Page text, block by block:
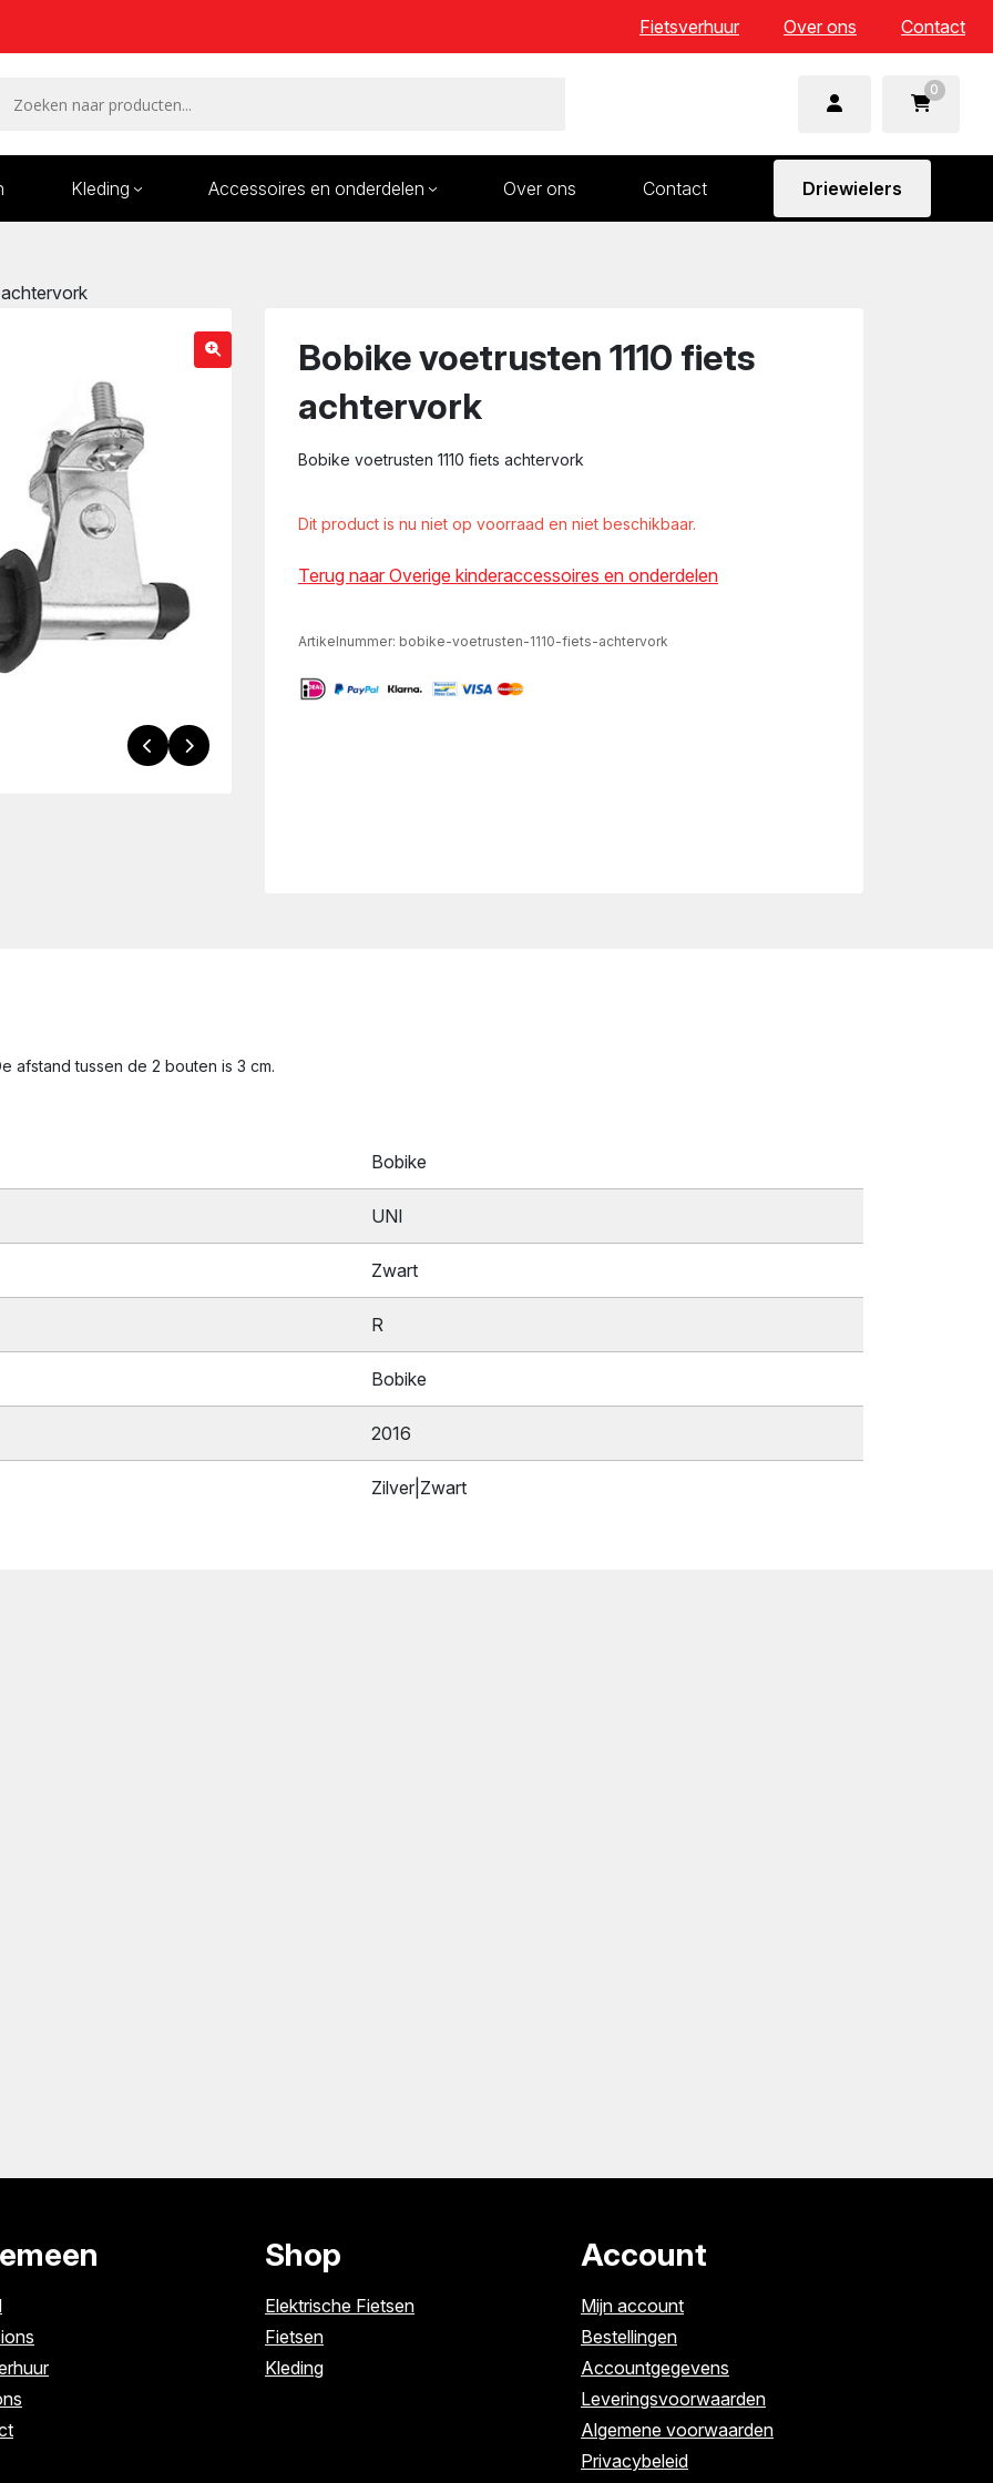
Fietsverhuur Over ons Contact
0
Kleding Accessoires en onderdelen Over ons Contact Driewielers
Bobike voetrusten 1110 fiets
achtervork
Bobike voetrusten 1110 fiets achtervork
Dit product is nu niet op voorraad en niet beschikbaar.
Terug naar Overige kinderaccessoires en onderdelen
Artikelnummer: bobike-voetrusten-1110-fiets-achtervork
afstand tussen de 2 bouten is 3 cm.
Bobike
UNI
Zwart
R
Bobike
2016
Zilver|Zwart
Shop
Elektrische Fietsen
Fietsen
Kleding
Account
Mijn account
Bestellingen
Accountgegevens
Leveringsvoorwaarden
Algemene voorwaarden
Privacybeleid